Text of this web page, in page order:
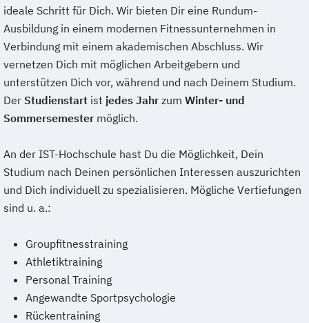
ideale Schritt für Dich. Wir bieten Dir eine Rundum-
Ausbildung in einem modernen Fitnessunternehmen in
Verbindung mit einem akademischen Abschluss. Wir
vernetzen Dich mit möglichen Arbeitgebern und
unterstützen Dich vor, während und nach Deinem Studium.
Der Studienstart ist jedes Jahr zum Winter- und
Sommersemester möglich.
An der IST-Hochschule hast Du die Möglichkeit, Dein
Studium nach Deinen persönlichen Interessen auszurichten
und Dich individuell zu spezialisieren. Mögliche Vertiefungen
sind u. a.:
Groupfitnesstraining
Athletiktraining
Personal Training
Angewandte Sportpsychologie
Rückentraining